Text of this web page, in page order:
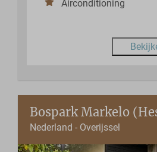
Airconditioning
Bospark Markelo
Nederland - Overijssel